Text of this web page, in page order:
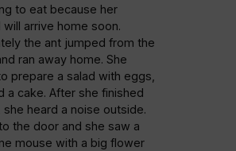
to eat because her
will arrive home soon.
the ant jumped from the
ran away home. She
prepare a salad with eggs,
a cake. After she finished
she heard a noise outside.
the door and she saw a
mouse with a big flower